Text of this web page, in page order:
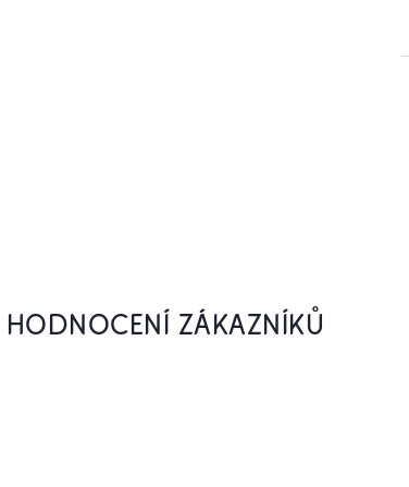
HODNOCENÍ ZÁKAZNÍKŮ